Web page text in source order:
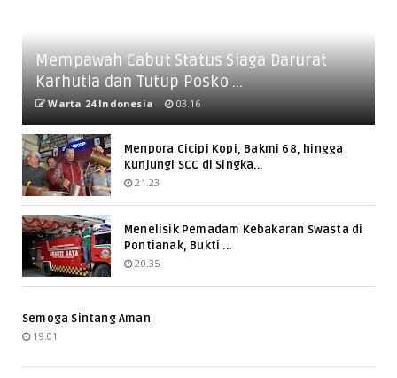
Mempawah Cabut Status Siaga Darurat
Karhutla dan Tutup Posko ...
Warta 24 Indonesia 03.16
Menpora Cicipi Kopi, Bakmi 68, hingga
Kunjungi SCC di Singka...
21.23
Menelisik Pemadam Kebakaran Swasta di
Pontianak, Bukti ...
20.35
Semoga Sintang Aman
19.01